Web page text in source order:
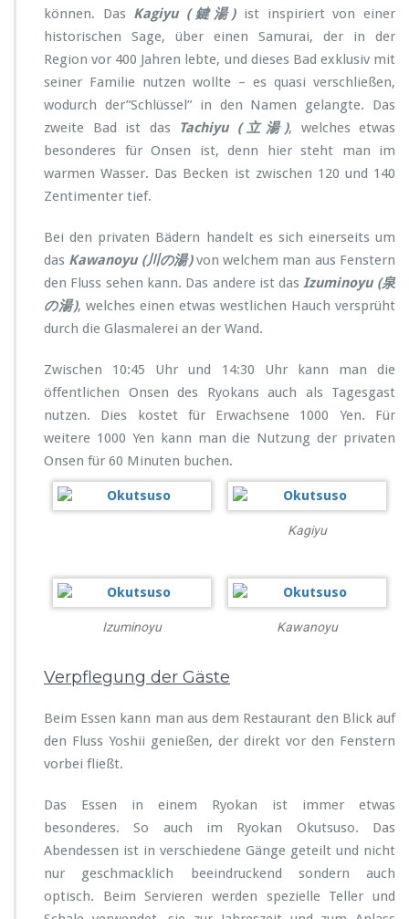
können. Das Kagiyu (鍵湯)ist inspiriert von einer
historischen Sage, über einen Samurai, der in der
Region vor 400 Jahren lebte, und dieses Bad exklusiv mit
seiner Familie nutzen wollte – es quasi verschließen,
wodurch der”Schlüssel” in den Namen gelangte. Das
zweite Bad ist das
Tachiyu (立湯), welches etwas
besonderes für Onsen ist, denn hier steht man im
warmen Wasser. Das Becken ist zwischen 120 und 140
Zentimenter tief.
Bei den privaten Bädern handelt es sich einerseits um
das Kawanoyu (川の湯)von welchem man aus Fenstern
den Fluss sehen kann. Das andere ist dasIzuminoyu (泉
の湯), welches einen etwas westlichen Hauch versprüht
durch die Glasmalerei an der Wand.
Zwischen 10:45 Uhr und 14:30 Uhr kann man die
öffentlichen Onsen des Ryokans auch als Tagesgast
nutzen. Dies kostet für Erwachsene 1000 Yen. Für
weitere 1000 Yen kann man die Nutzung der privaten
Onsen für 60 Minuten buchen.
Kagiyu
Izuminoyu Kawanoyu
Verpflegung der Gäste
Beim Essen kann man aus dem Restaurant den Blick auf
den Fluss Yoshii genießen, der direkt vor den Fenstern
vorbei fließt.
Das Essen in einem Ryokan ist immer etwas
besonderes. So auch im Ryokan Okutsuso. Das
Abendessen ist in verschiedene Gänge geteilt und nicht
nur geschmacklich beeindruckend sondern auch
optisch. Beim Servieren werden spezielle Teller und